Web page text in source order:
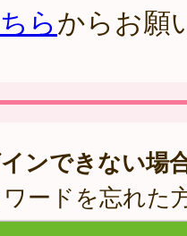
らからお願
ンできない場
ードを忘れた